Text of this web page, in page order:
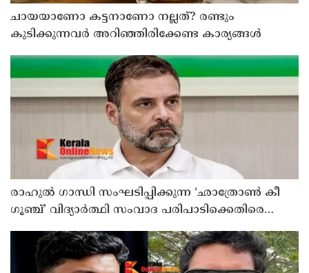
ചായയാണോ കട്ടനാണോ നല്ലത്? രണ്ടും
കുടിക്കുന്നവർ അറിഞ്ഞിരിക്കേണ്ട കാര്യങ്ങൾ
രാഹുൽ ഗാന്ധി സംഘടിപ്പിക്കുന്ന ‘ഛാത്രോൺ കീ
ഗൂഞ്ച്’ വിദ്യാർത്ഥി സംവാദ പരിപാടിക്കെതിരെ